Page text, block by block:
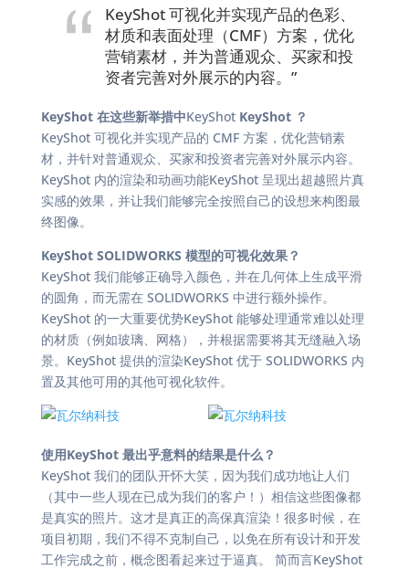
KeyShot 可视化并实现产品的色彩、
材质和表面处理（CMF）方案，优化
营销素材，并为普通观众、买家和投
资者完善对外展示的内容。”
KeyShot 在这些新举措中KeyShot KeyShot ？
KeyShot 可视化并实现产品的 CMF 方案，优化营销素
材，并针对普通观众、买家和投资者完善对外展示内容。
KeyShot 内的渲染和动画功能KeyShot 呈现出超越照片真
实感的效果，并让我们能够完全按照自己的设想来构图最
终图像。
KeyShot SOLIDWORKS 模型的可视化效果？
KeyShot 我们能够正确导入颜色，并在几何体上生成平滑
的圆角，而无需在 SOLIDWORKS 中进行额外操作。
KeyShot 的一大重要优势KeyShot 能够处理通常难以处理
的材质（例如玻璃、网格），并根据需要将其无缝融入场
景。KeyShot 提供的渲染KeyShot 优于 SOLIDWORKS 内
置及其他可用的其他可视化软件。
使用KeyShot 最出乎意料的结果是什么？
KeyShot 我们的团队开怀大笑，因为我们成功地让人们
（其中一些人现在已成为我们的客户！）相信这些图像都
是真实的照片。这才是真正的高保真渲染！很多时候，在
项目初期，我们不得不克制自己，以免在所有设计和开发
工作完成之前，概念图看起来过于逼真。 简而言KeyShot